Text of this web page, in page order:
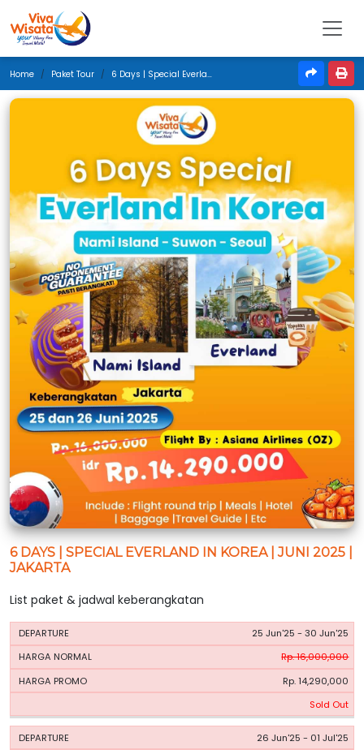
Home Paket Tour 6 Days | Special Everland In Korea | Juni 2025 | Jakarta
6 DAYS | SPECIAL EVERLAND IN KOREA | JUNI 2025 |
JAKARTA
List paket & jadwal keberangkatan
PERIODE
HARGA
25 Jun'25 - 30 Jun'25
Rp. 16,000,000
Rp. 14,290,000
Sold Out
26 Jun'25 - 01 Jul'25